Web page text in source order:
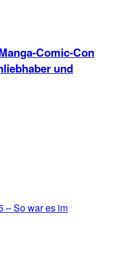
Comic-Con
und